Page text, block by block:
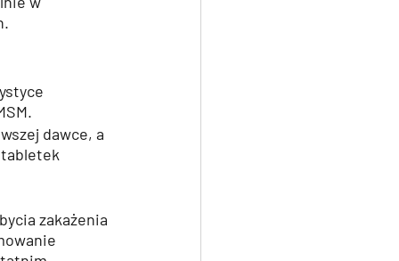
dawce, a
zakażenia